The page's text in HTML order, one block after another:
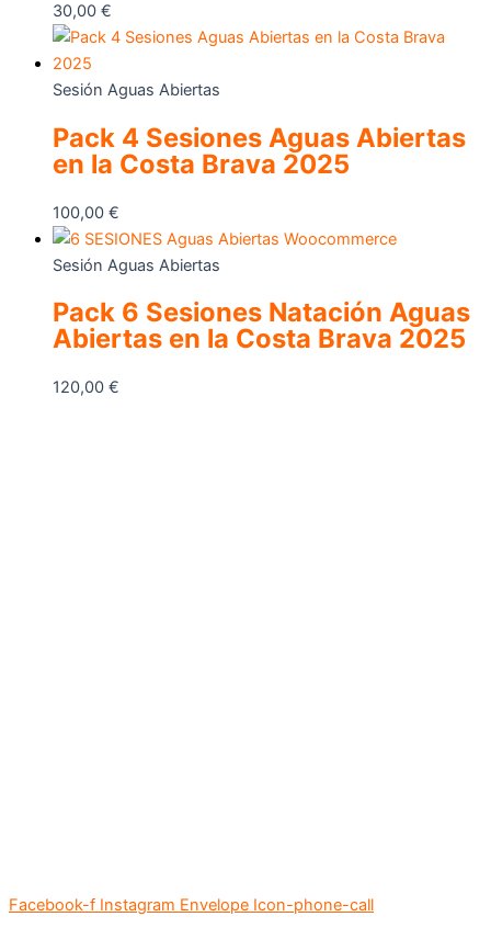
30,00 €
Sesión Aguas Abiertas
Pack 4 Sesiones Aguas Abiertas
en la Costa Brava 2025
100,00 €
Sesión Aguas Abiertas
Pack 6 Sesiones Natación Aguas
Abiertas en la Costa Brava 2025
120,00 €
Facebook-f Instagram Envelope Icon-phone-call